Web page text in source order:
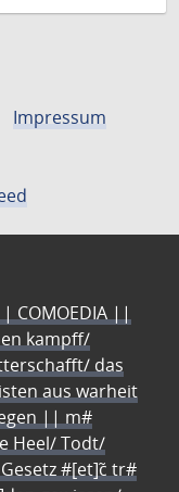
Impressum
COMOEDIA ||
kampff/
das
aus warheit
|| m#
Heel/ Todt/
#[et]c̃ tr#